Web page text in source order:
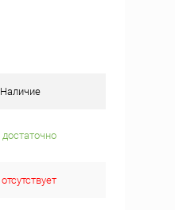
Наличие
достаточно
отсутствует